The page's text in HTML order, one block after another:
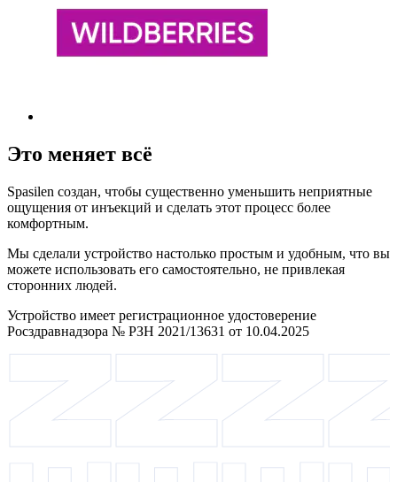
Это меняет всё
Spasilen создан, чтобы существенно уменьшить неприятные
ощущения от инъекций и сделать этот процесс более
комфортным.
Мы сделали устройство настолько простым и удобным, что вы
можете использовать его самостоятельно, не привлекая
сторонних людей.
Устройство имеет регистрационное удостоверение
Росздравнадзора № РЗН 2021/13631 от 10.04.2025